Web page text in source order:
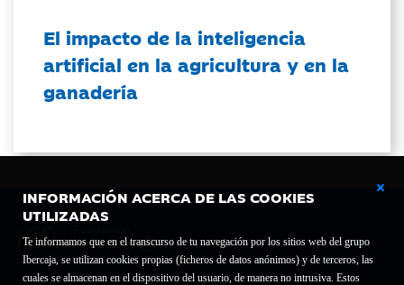
INFORMACIÓN ACERCA DE LAS COOKIES
UTILIZADAS
Te informamos que en el transcurso de tu navegación por los sitios web del grupo
Ibercaja, se utilizan cookies propias (ficheros de datos anónimos) y de terceros, las
cuales se almacenan en el dispositivo del usuario, de manera no intrusiva. Estos
El impacto de la inteligencia
artificial en la agricultura y en la
ganadería